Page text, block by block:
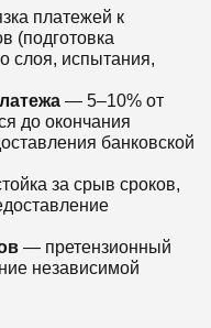
платежей к
(подготовка
слоя, испытания,
— 5–10% от
до окончания
банковской
за срыв сроков,
— претензионный
независимой